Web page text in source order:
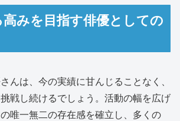
みを目指す俳優としての
んは、今の実績に甘んじることなく、
戦し続けるでしょう。活動の幅を広げ
唯一無二の存在感を確立し、多くの